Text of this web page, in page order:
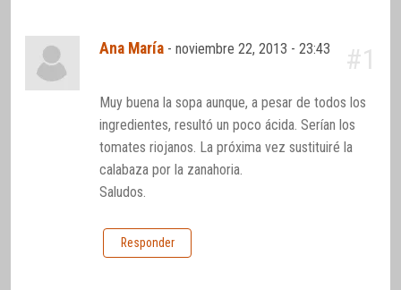
Ana María -noviembre 22, 2013 - 23:43 #1
Muy buena la sopa aunque, a pesar de todos los
ingredientes, resultó un poco ácida. Serían los
tomates riojanos. La próxima vez sustituiré la
calabaza por la zanahoria.
Saludos.
Responder